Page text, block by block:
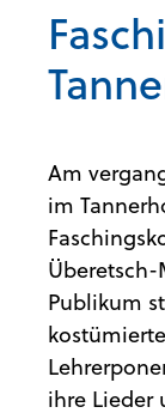
Am
im
Publikum
ihre Lieder